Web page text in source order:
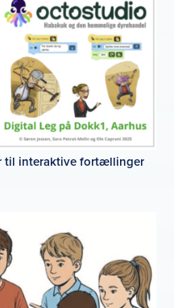
til interaktive fortællinger